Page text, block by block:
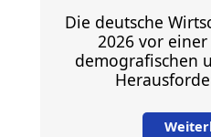
Die deutsche
2026 vor
demografischen